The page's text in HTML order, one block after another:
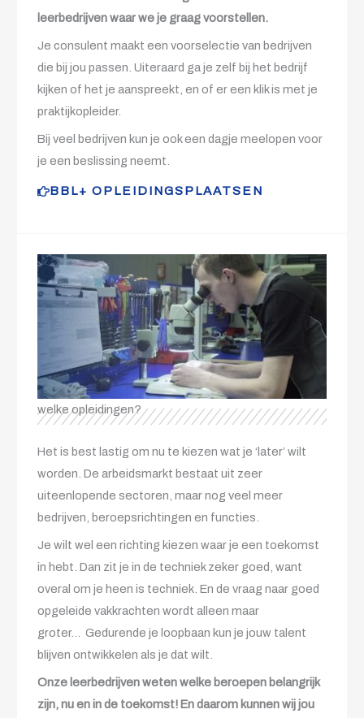
leerbedrijven waar we je graag voorstellen.
Je consulent maakt een voorselectie van bedrijven
die bij jou passen. Uiteraard ga je zelf bij het bedrijf
kijken of het je aanspreekt, en of er een klik is met je
praktijkopleider.
Bij veel bedrijven kun je ook een dagje meelopen voor
je een beslissing neemt.
BBL+ OPLEIDINGSPLAATSEN
welke opleidingen?
Het is best lastig om nu te kiezen wat je ‘later’ wilt
worden. De arbeidsmarkt bestaat uit zeer
uiteenlopende sectoren, maar nog veel meer
bedrijven, beroepsrichtingen en functies.
Je wilt wel een richting kiezen waar je een toekomst
in hebt. Dan zit je in de techniek zeker goed, want
overal om je heen is techniek. En de vraag naar goed
opgeleide vakkrachten wordt alleen maar
groter… Gedurende je loopbaan kun je jouw talent
blijven ontwikkelen als je dat wilt.
Onze leerbedrijven weten welke beroepen belangrijk
zijn, nu en in de toekomst! En daarom kunnen wij jou